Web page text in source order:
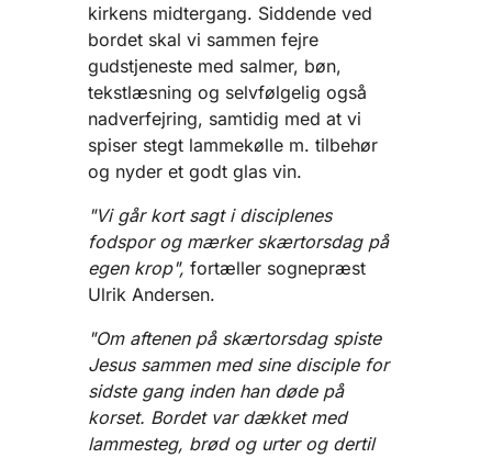
kirkens midtergang. Siddende ved
bordet skal vi sammen fejre
gudstjeneste med salmer, bøn,
tekstlæsning og selvfølgelig også
nadverfejring, samtidig med at vi
spiser stegt lammekølle m. tilbehør
og nyder et godt glas vin.
"Vi går kort sagt i disciplenes
fodspor og mærker skærtorsdag på
egen krop", fortæller sognepræst
Ulrik Andersen.
"Om aftenen på skærtorsdag spiste
Jesus sammen med sine disciple for
sidste gang inden han døde på
korset. Bordet var dækket med
lammesteg, brød og urter og dertil